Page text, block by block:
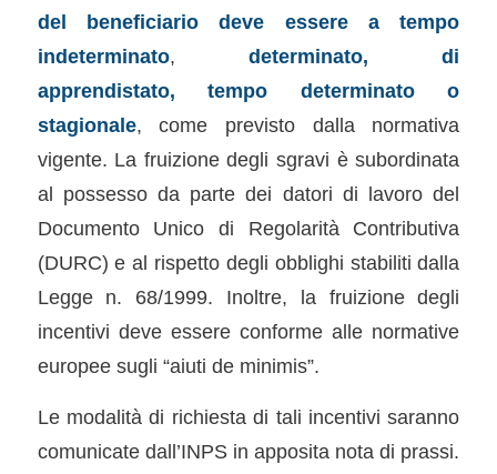
del beneficiario deve essere a tempo
indeterminato, determinato, di
apprendistato, tempo determinato o
stagionale, come previsto dalla normativa
vigente. La fruizione degli sgravi è subordinata
al possesso da parte dei datori di lavoro del
Documento Unico di Regolarità Contributiva
(DURC) e al rispetto degli obblighi stabiliti dalla
Legge n. 68/1999. Inoltre, la fruizione degli
incentivi deve essere conforme alle normative
europee sugli “aiuti de minimis”.
Le modalità di richiesta di tali incentivi saranno
comunicate dall’INPS in apposita nota di prassi.